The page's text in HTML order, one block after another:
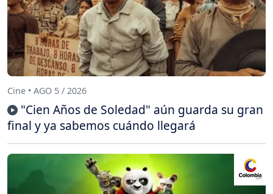
Cine • AGO 5 / 2026
"Cien Años de Soledad" aún guarda su gran
final y ya sabemos cuándo llegará